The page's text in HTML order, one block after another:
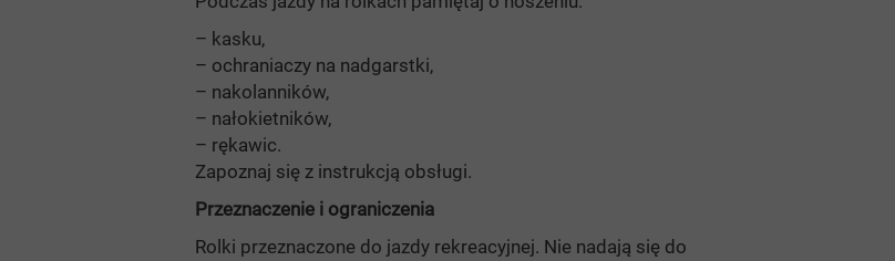
– kasku,
– ochraniaczy na nadgarstki,
– nakolanników,
– nałokietników,
– rękawic.
Zapoznaj się z instrukcją obsługi.
Przeznaczenie i ograniczenia
Rolki przeznaczone do jazdy rekreacyjnej. Nie nadają się do